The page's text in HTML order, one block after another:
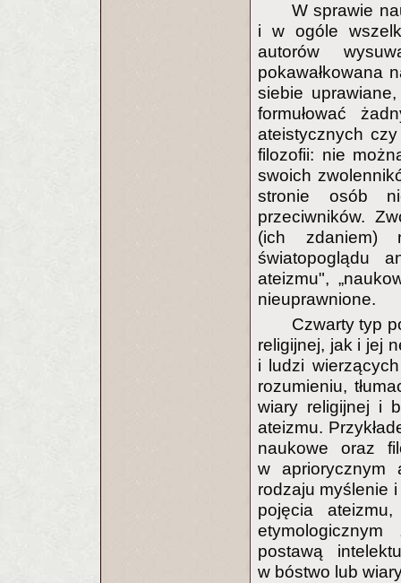
W sprawie
i w ogóle
autorów
pokawałkowana
siebie
formułować
ateistycznych
filozofii: nie
swoich
stronie osób
przeciwników.
(ich zdaniem)
światopoglądu
ateizmu",
nieuprawnione.
Czwarty typ
religijnej, jak i jej
i ludzi
rozumieniu,
wiary religijnej i
ateizmu.
naukowe oraz
w apriorycznym
rodzaju myślenie
pojęcia
postawą
w bóstwo lub